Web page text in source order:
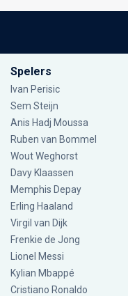
Spelers
Ivan Perisic
Sem Steijn
Anis Hadj Moussa
Ruben van Bommel
Wout Weghorst
Davy Klaassen
Memphis Depay
Erling Haaland
Virgil van Dijk
Frenkie de Jong
Lionel Messi
Kylian Mbappé
Cristiano Ronaldo